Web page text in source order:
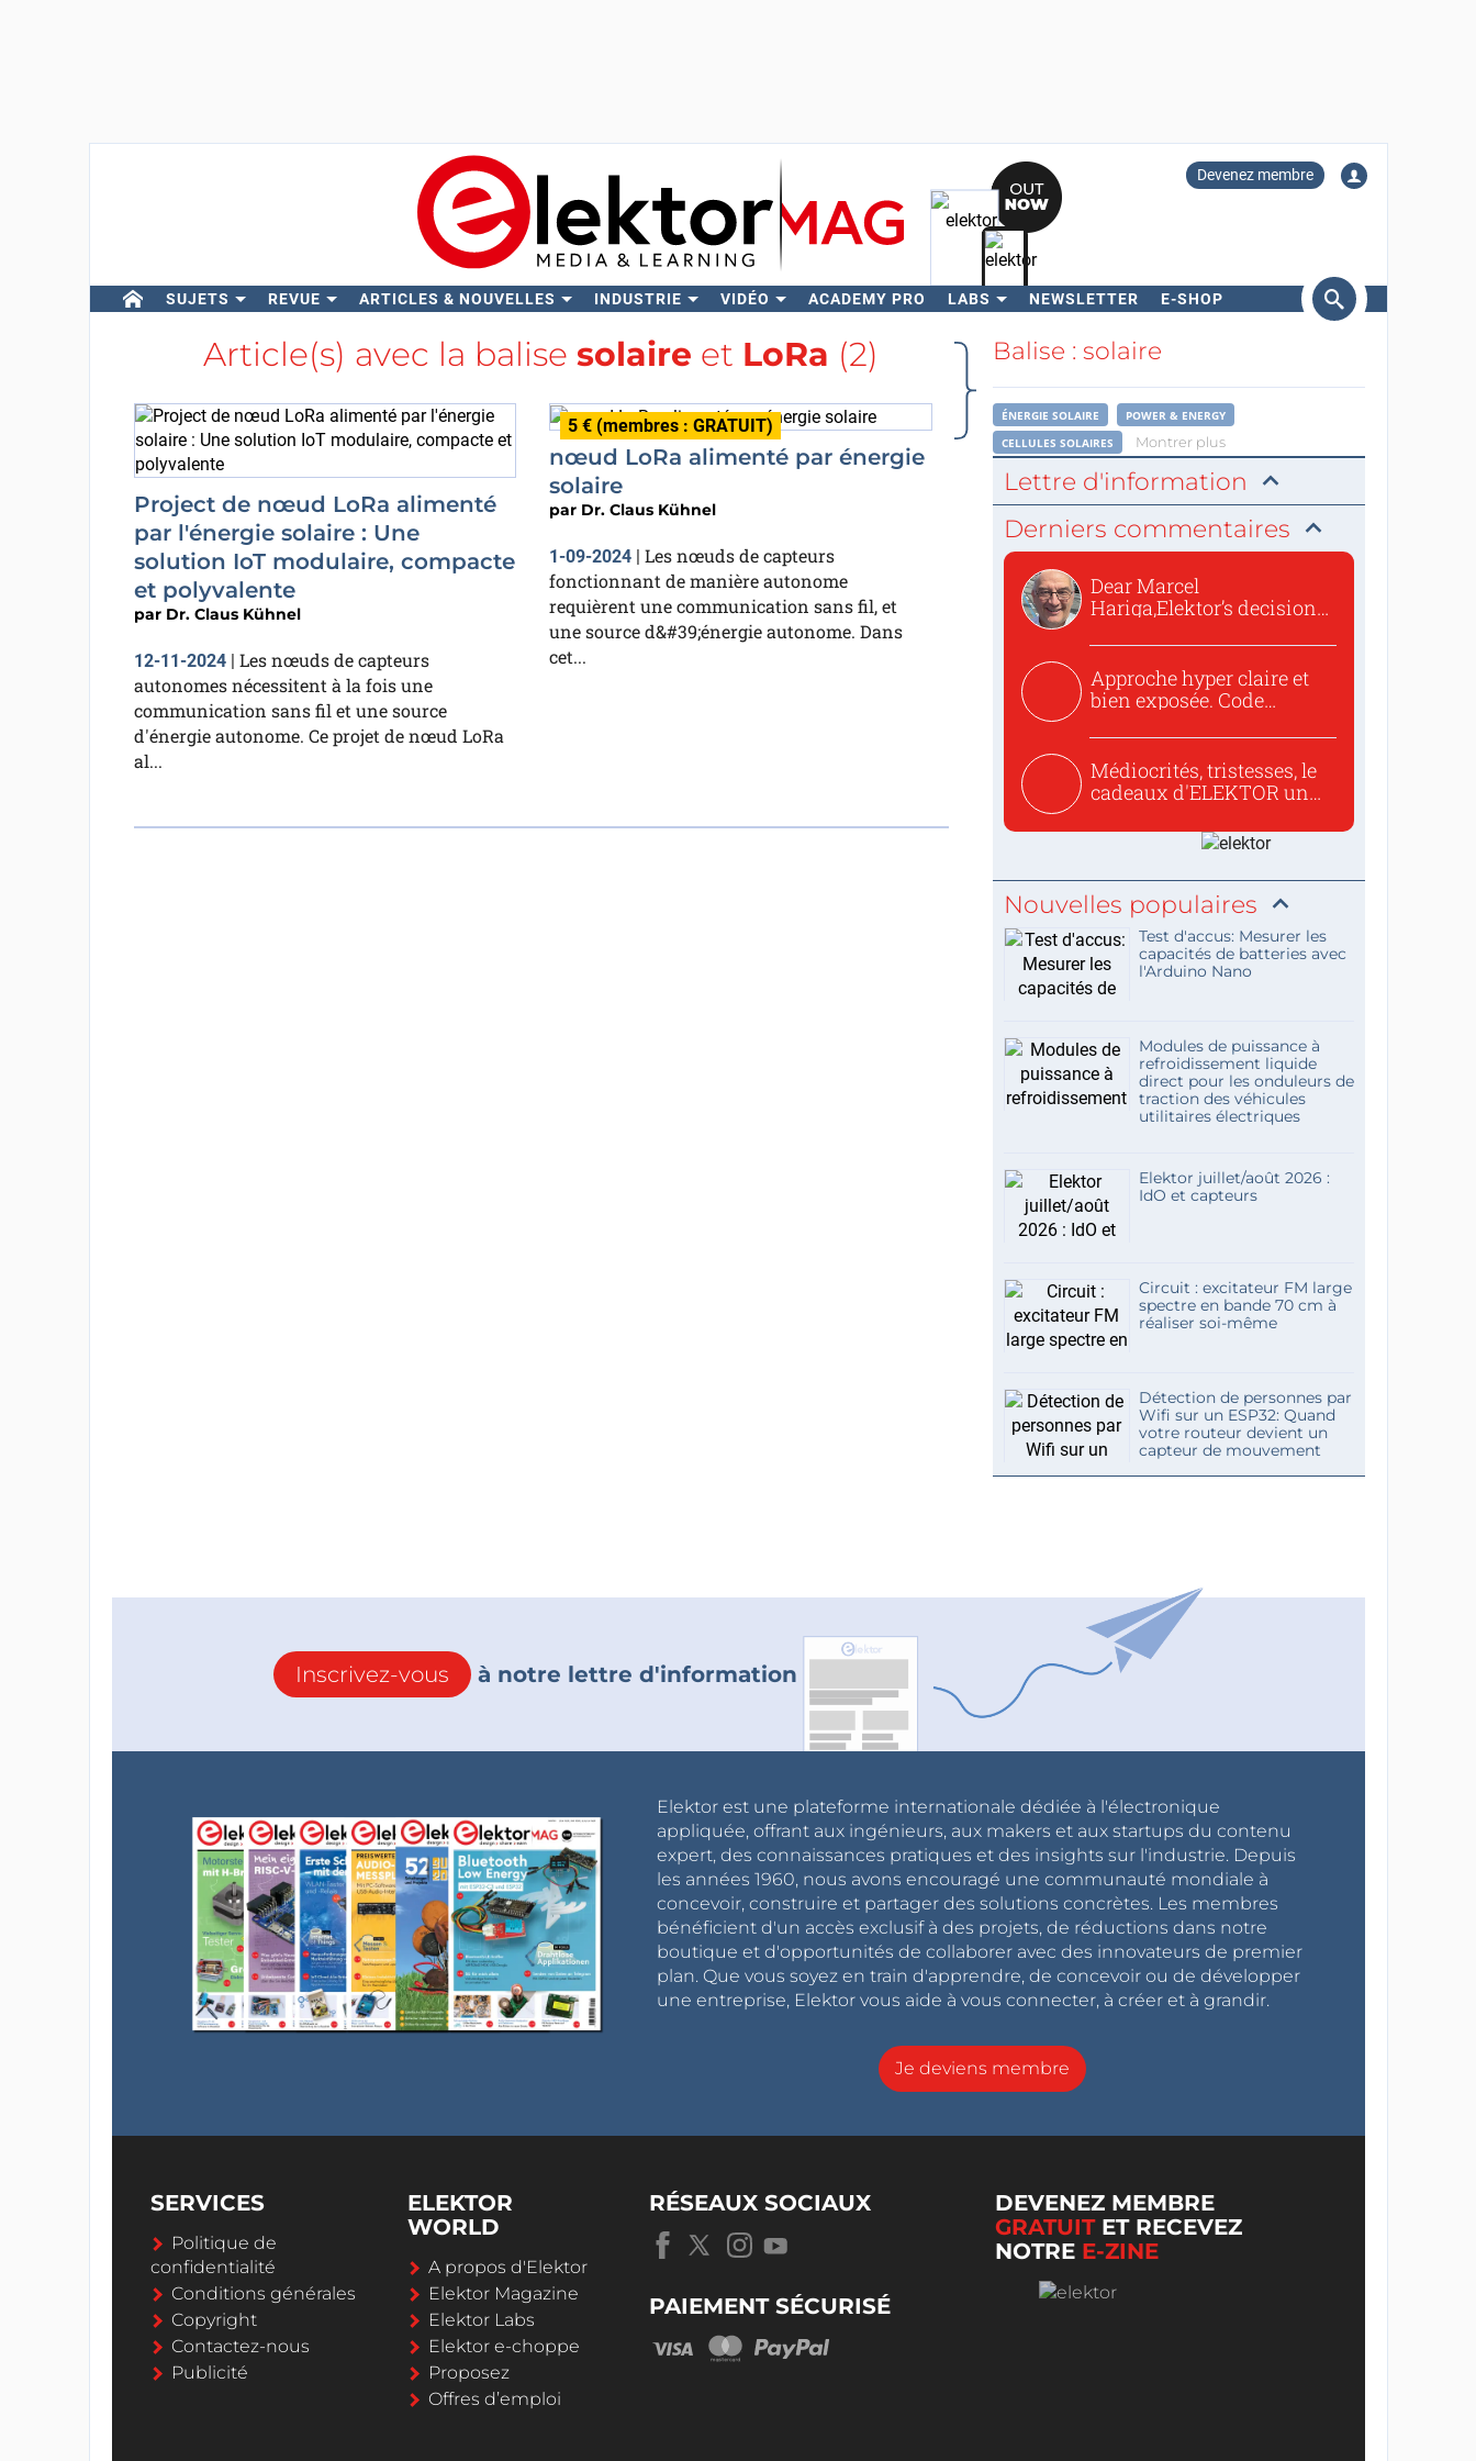
Devenez membre
SUJETS REVUE ARTICLES & NOUVELLES INDUSTRIE VIDÉO ACADEMY PRO LABS NEWSLETTER E-SHOP
Rechercher
Article(s) avec la balise solaire et LoRa (2)
Project de nœud LoRa alimenté
par l'énergie solaire : Une
solution IoT modulaire, compacte
et polyvalente
par Dr. Claus Kühnel
12-11-2024| Les nœuds de capteurs
autonomes nécessitent à la fois une
communication sans fil et une source
d'énergie autonome. Ce projet de nœud LoRa
al...
5 € (membres : GRATUIT)
nœud LoRa alimenté par énergie
solaire
par Dr. Claus Kühnel
1-09-2024 | Les nœuds de capteurs
fonctionnant de manière autonome
requièrent une communication sans fil, et
une source d&#39;énergie autonome. Dans
cet...
Balise : solaire
ÉNERGIE SOLAIRE
POWER & ENERGY
CELLULES SOLAIRES
Montrer plus
Lettre d'information
Derniers commentaires
Dear Marcel
Hariga,Elektor’s decision
Approche hyper claire et
bien exposée. Code
Médiocrités, tristesses, le
cadeaux d'ELEKTOR un
Nouvelles populaires
Test d'accus: Mesurer les
capacités de batteries avec
l'Arduino Nano
Modules de puissance à
refroidissement liquide
direct pour les onduleurs de
traction des véhicules
utilitaires électriques
Elektor juillet/août 2026 :
IdO et capteurs
Circuit : excitateur FM large
spectre en bande 70 cm à
réaliser soi-même
Détection de personnes par
Wifi sur un ESP32: Quand
votre routeur devient un
capteur de mouvement
Inscrivez-vous à notre lettre d'information
Elektor est une plateforme internationale dédiée à l'électronique
appliquée, offrant aux ingénieurs, aux makers et aux startups du contenu
expert, des connaissances pratiques et des insights sur l'industrie. Depuis
les années 1960, nous avons encouragé une communauté mondiale à
concevoir, construire et partager des solutions concrètes. Les membres
bénéficient d'un accès exclusif à des projets, de réductions dans notre
boutique et d'opportunités de collaborer avec des innovateurs de premier
plan. Que vous soyez en train d'apprendre, de concevoir ou de développer
une entreprise, Elektor vous aide à vous connecter, à créer et à grandir.
Je deviens membre
SERVICES
Politique de
confidentialité
Conditions générales
Copyright
Contactez-nous
Publicité
ELEKTOR
WORLD
A propos d'Elektor
Elektor Magazine
Elektor Labs
Elektor e-choppe
Proposez
Offres d’emploi
RÉSEAUX SOCIAUX
PAIEMENT SÉCURISÉ
DEVENEZ MEMBRE
GRATUITET RECEVEZ
NOTRE E-ZINE